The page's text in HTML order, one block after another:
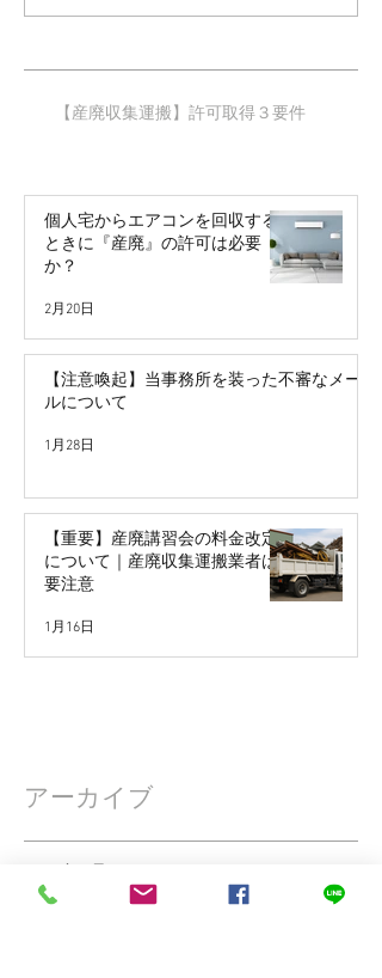
【産廃収集運搬】許可取得３要件​
個人宅からエアコンを回収する
ときに『産廃』の許可は必要
か？
2月20日
【注意喚起】当事務所を装った不審なメー
ルについて
1月28日
【重要】産廃講習会の料金改定
について｜産廃収集運搬業者は
要注意
1月16日
アーカイブ
2026年1月
（2） 2件の記事